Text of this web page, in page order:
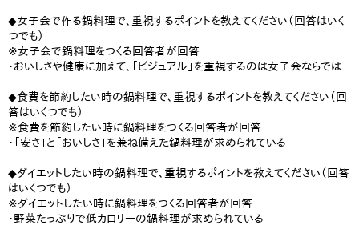
◆女子会で作る鍋料理で、重視するポイントを教えてください（回答はいく
つでも）
※女子会で鍋料理をつくる回答者が回答
・おいしさや健康に加えて、「ビジュアル」を重視するのは女子会ならでは
◆食費を節約したい時の鍋料理で、重視するポイントを教えてください（回
答はいくつでも）
※食費を節約したい時に鍋料理をつくる回答者が回答
・「安さ」と「おいしさ」を兼ね備えた鍋料理が求められている
◆ダイエットしたい時の鍋料理で、重視するポイントを教えてください（回答
はいくつでも）
※ダイエットしたい時に鍋料理をつくる回答者が回答
・野菜たっぷりで低カロリーの鍋料理が求められている